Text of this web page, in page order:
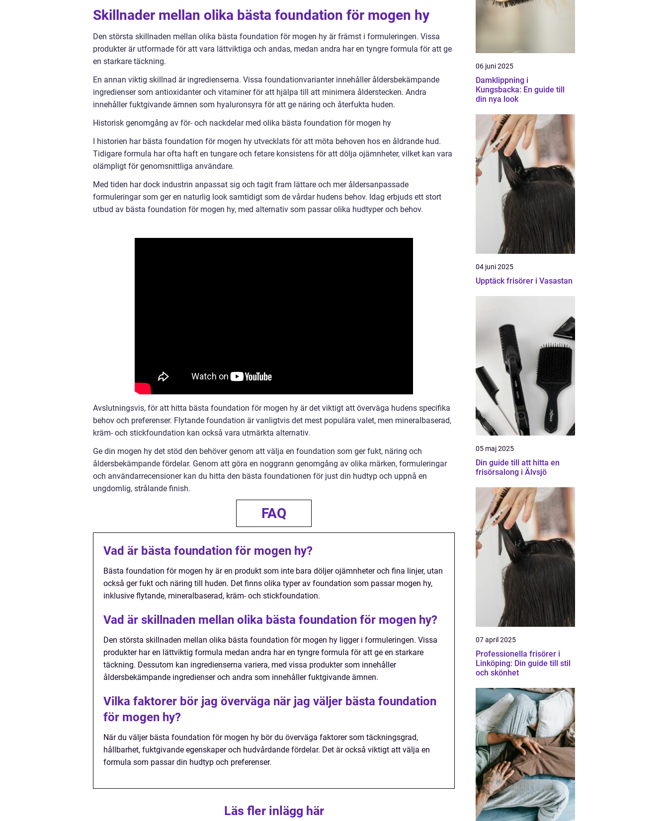
Skillnader mellan olika bästa foundation för mogen hy
Den största skillnaden mellan olika bästa foundation för mogen hy är främst i formuleringen. Vissa
produkter är utformade för att vara lättviktiga och andas, medan andra har en tyngre formula för att ge
en starkare täckning.
En annan viktig skillnad är ingredienserna. Vissa foundationvarianter innehåller åldersbekämpande
ingredienser som antioxidanter och vitaminer för att hjälpa till att minimera ålderstecken. Andra
innehåller fuktgivande ämnen som hyaluronsyra för att ge näring och återfukta huden.
Historisk genomgång av för- och nackdelar med olika bästa foundation för mogen hy
I historien har bästa foundation för mogen hy utvecklats för att möta behoven hos en åldrande hud.
Tidigare formula har ofta haft en tungare och fetare konsistens för att dölja ojämnheter, vilket kan vara
olämpligt för genomsnittliga användare.
Med tiden har dock industrin anpassat sig och tagit fram lättare och mer åldersanpassade
formuleringar som ger en naturlig look samtidigt som de vårdar hudens behov. Idag erbjuds ett stort
utbud av bästa foundation för mogen hy, med alternativ som passar olika hudtyper och behov.
Avslutningsvis, för att hitta bästa foundation för mogen hy är det viktigt att överväga hudens specifika
behov och preferenser. Flytande foundation är vanligtvis det mest populära valet, men mineralbaserad,
kräm- och stickfoundation kan också vara utmärkta alternativ.
Ge din mogen hy det stöd den behöver genom att välja en foundation som ger fukt, näring och
åldersbekämpande fördelar. Genom att göra en noggrann genomgång av olika märken, formuleringar
och användarrecensioner kan du hitta den bästa foundationen för just din hudtyp och uppnå en
ungdomlig, strålande finish.
FAQ
Vad är bästa foundation för mogen hy?
Bästa foundation för mogen hy är en produkt som inte bara döljer ojämnheter och fina linjer, utan
också ger fukt och näring till huden. Det finns olika typer av foundation som passar mogen hy,
inklusive flytande, mineralbaserad, kräm- och stickfoundation.
Vad är skillnaden mellan olika bästa foundation för mogen hy?
Den största skillnaden mellan olika bästa foundation för mogen hy ligger i formuleringen. Vissa
produkter har en lättviktig formula medan andra har en tyngre formula för att ge en starkare
täckning. Dessutom kan ingredienserna variera, med vissa produkter som innehåller
åldersbekämpande ingredienser och andra som innehåller fuktgivande ämnen.
Vilka faktorer bör jag överväga när jag väljer bästa foundation
för mogen hy?
När du väljer bästa foundation för mogen hy bör du överväga faktorer som täckningsgrad,
hållbarhet, fuktgivande egenskaper och hudvårdande fördelar. Det är också viktigt att välja en
formula som passar din hudtyp och preferenser.
Läs fler inlägg här
06 juni 2025
Damklippning i
Kungsbacka: En guide till
din nya look
04 juni 2025
Upptäck frisörer i Vasastan
05 maj 2025
Din guide till att hitta en
frisörsalong i Älvsjö
07 april 2025
Professionella frisörer i
Linköping: Din guide till stil
och skönhet